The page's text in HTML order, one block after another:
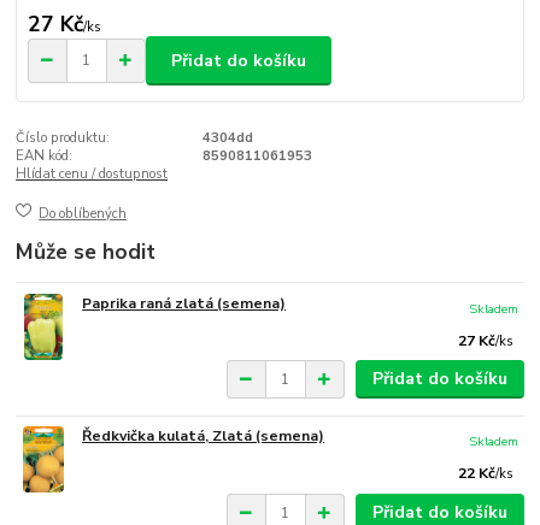
27 Kč/ks
Přidat do košíku
Číslo produktu:
4304dd
EAN kód:
8590811061953
Hlídat cenu / dostupnost
Do oblíbených
Může se hodit
Paprika raná zlatá (semena)
27 Kč/ks
Skladem
Přidat do košíku
Ředkvička kulatá, Zlatá (semena)
22 Kč/ks
Skladem
Přidat do košíku